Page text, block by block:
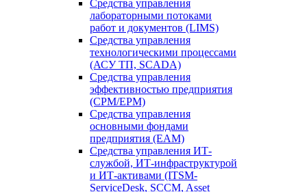
Средства управления
лабораторными потоками
работ и документов (LIMS)
Средства управления
технологическими процессами
(АСУ ТП, SCADA)
Средства управления
эффективностью предприятия
(CPM/EPM)
Средства управления
основными фондами
предприятия (EAM)
Средства управления ИТ-
службой, ИТ-инфраструктурой
и ИТ-активами (ITSM-
ServiceDesk, SCCM, Asset